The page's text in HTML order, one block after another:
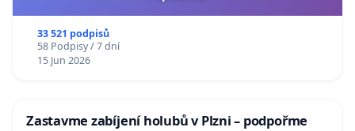
33 521 podpisů
58 Podpisy / 7 dní
15 Jun 2026
Zastavme zabíjení holubů v Plzni – podpořme